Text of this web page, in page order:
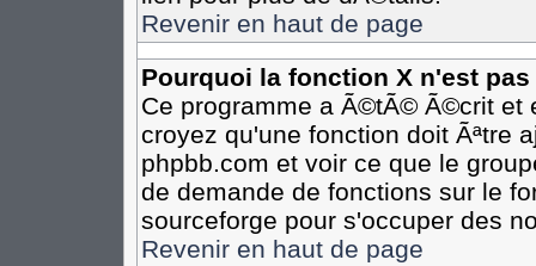
Revenir en haut de page
Pourquoi la fonction X n'est
Ce programme a Ã©tÃ© Ã©crit et
croyez qu'une fonction doit Ãªtre
phpbb.com et voir ce que le
de demande de fonctions sur le
sourceforge pour s'occuper des
Revenir en haut de page